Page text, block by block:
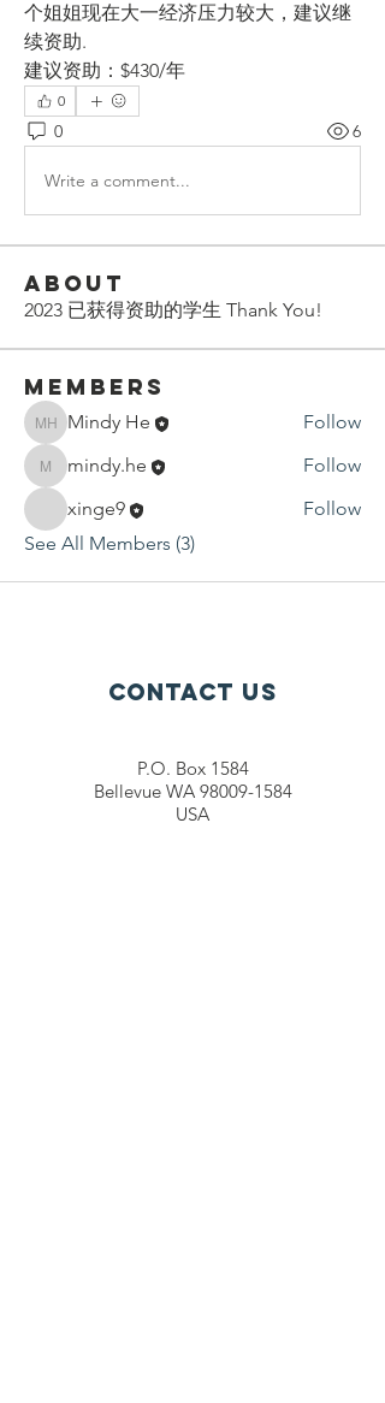
个姐姐现在大一经济压力较大，建议继
续资助.
建议资助：$430/年
0
0 6
Write a comment...
About
2023 已获得资助的学生 Thank You!
Members
Mindy He
Mindy He Follow
mindy.he
mindy.he
Follow
xinge9
Follow
See All Members (3)
Contact Us
P.O. Box 1584
Bellevue WA 98009-1584
USA